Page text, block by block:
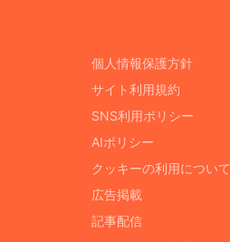
個人情報保護方針
サイト利用規約
SNS利用ポリシー
AIポリシー
クッキーの利用について
広告掲載
記事配信